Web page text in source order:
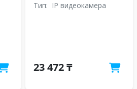
Тип: IP видеокамера
23 472 ₸